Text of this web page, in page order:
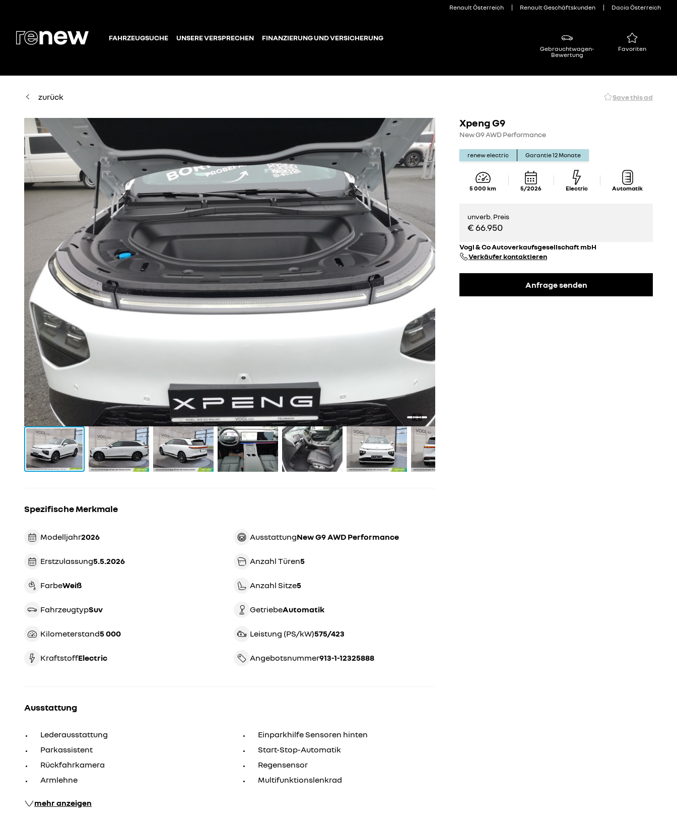
Renault Österreich Renault Geschäftskunden Dacia Österreich
FAHRZEUGSUCHE UNSERE VERSPRECHEN FINANZIERUNG UND VERSICHERUNG
Gebrauchtwagen-
Bewertung
Favoriten
zurück Save this ad
Xpeng G9
New G9 AWD Performance
renew electric Garantie12Monate
5 000 km 5/2026 Electric Automatik
unverb. Preis
€ 66.950
Vogl & Co Autoverkaufsgesellschaft mbH
Verkäufer kontaktieren
Anfrage senden
Spezifische Merkmale
Modelljahr 2026
Erstzulassung 5.5.2026
Farbe weiß
Fahrzeugtyp suv
Kilometerstand 5 000
Kraftstoff Electric
Ausstattung New G9 AWD Performance
Anzahl Türen5
Anzahl Sitze5
Getriebe automatik
Leistung (PS/kW) 575/423
Angebotsnummer 913-1-12325888
Ausstattung
Lederausstattung
Parkassistent
Rückfahrkamera
Armlehne
Einparkhilfe Sensoren hinten
Start-Stop-Automatik
Regensensor
Multifunktionslenkrad
mehr anzeigen